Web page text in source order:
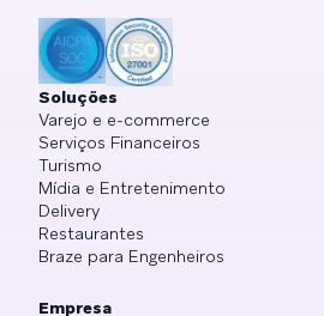
Soluções
Varejo e e-commerce
Serviços Financeiros
Turismo
Mídia e Entretenimento
Delivery
Restaurantes
Braze para Engenheiros
Empresa